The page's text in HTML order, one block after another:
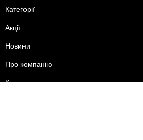
Категорії
Акції
Новини
Про компанію
Контакти